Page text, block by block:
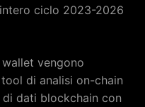
ciclo 2023-2026
vengono
di analisi on-chain
dati blockchain con